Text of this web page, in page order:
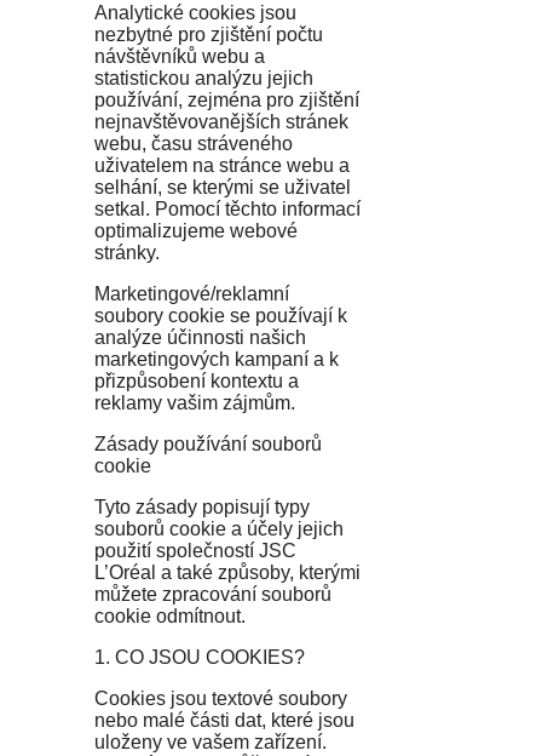
Analytické cookies jsou
nezbytné pro zjištění počtu
návštěvníků webu a
statistickou analýzu jejich
používání, zejména pro zjištění
nejnavštěvovanějších stránek
webu, času stráveného
uživatelem na stránce webu a
selhání, se kterými se uživatel
setkal. Pomocí těchto informací
optimalizujeme webové
stránky.
Marketingové/reklamní
soubory cookie se používají k
analýze účinnosti našich
marketingových kampaní a k
přizpůsobení kontextu a
reklamy vašim zájmům.
Zásady používání souborů
cookie
Tyto zásady popisují typy
souborů cookie a účely jejich
použití společností JSC
L’Oréal a také způsoby, kterými
můžete zpracování souborů
cookie odmítnout.
1. CO JSOU COOKIES?
Cookies jsou textové soubory
nebo malé části dat, které jsou
uloženy ve vašem zařízení.